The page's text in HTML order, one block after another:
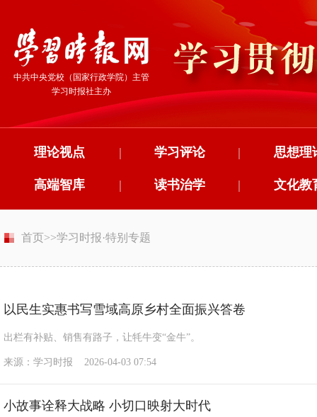
中共中央党校（国家行政学院）主管
学习时报社主办
理论视点 学习评论
| 思想理
|
高端智库 读书治学
| 文化教
|
首页>>学习时报·特别专题
以民生实惠书写雪域高原乡村全面振兴答卷
出栏有补贴、销售有路子，让牦牛变“金牛”。
来源：学习时报 2026-04-03 07:54
小故事诠释大战略 小切口映射大时代